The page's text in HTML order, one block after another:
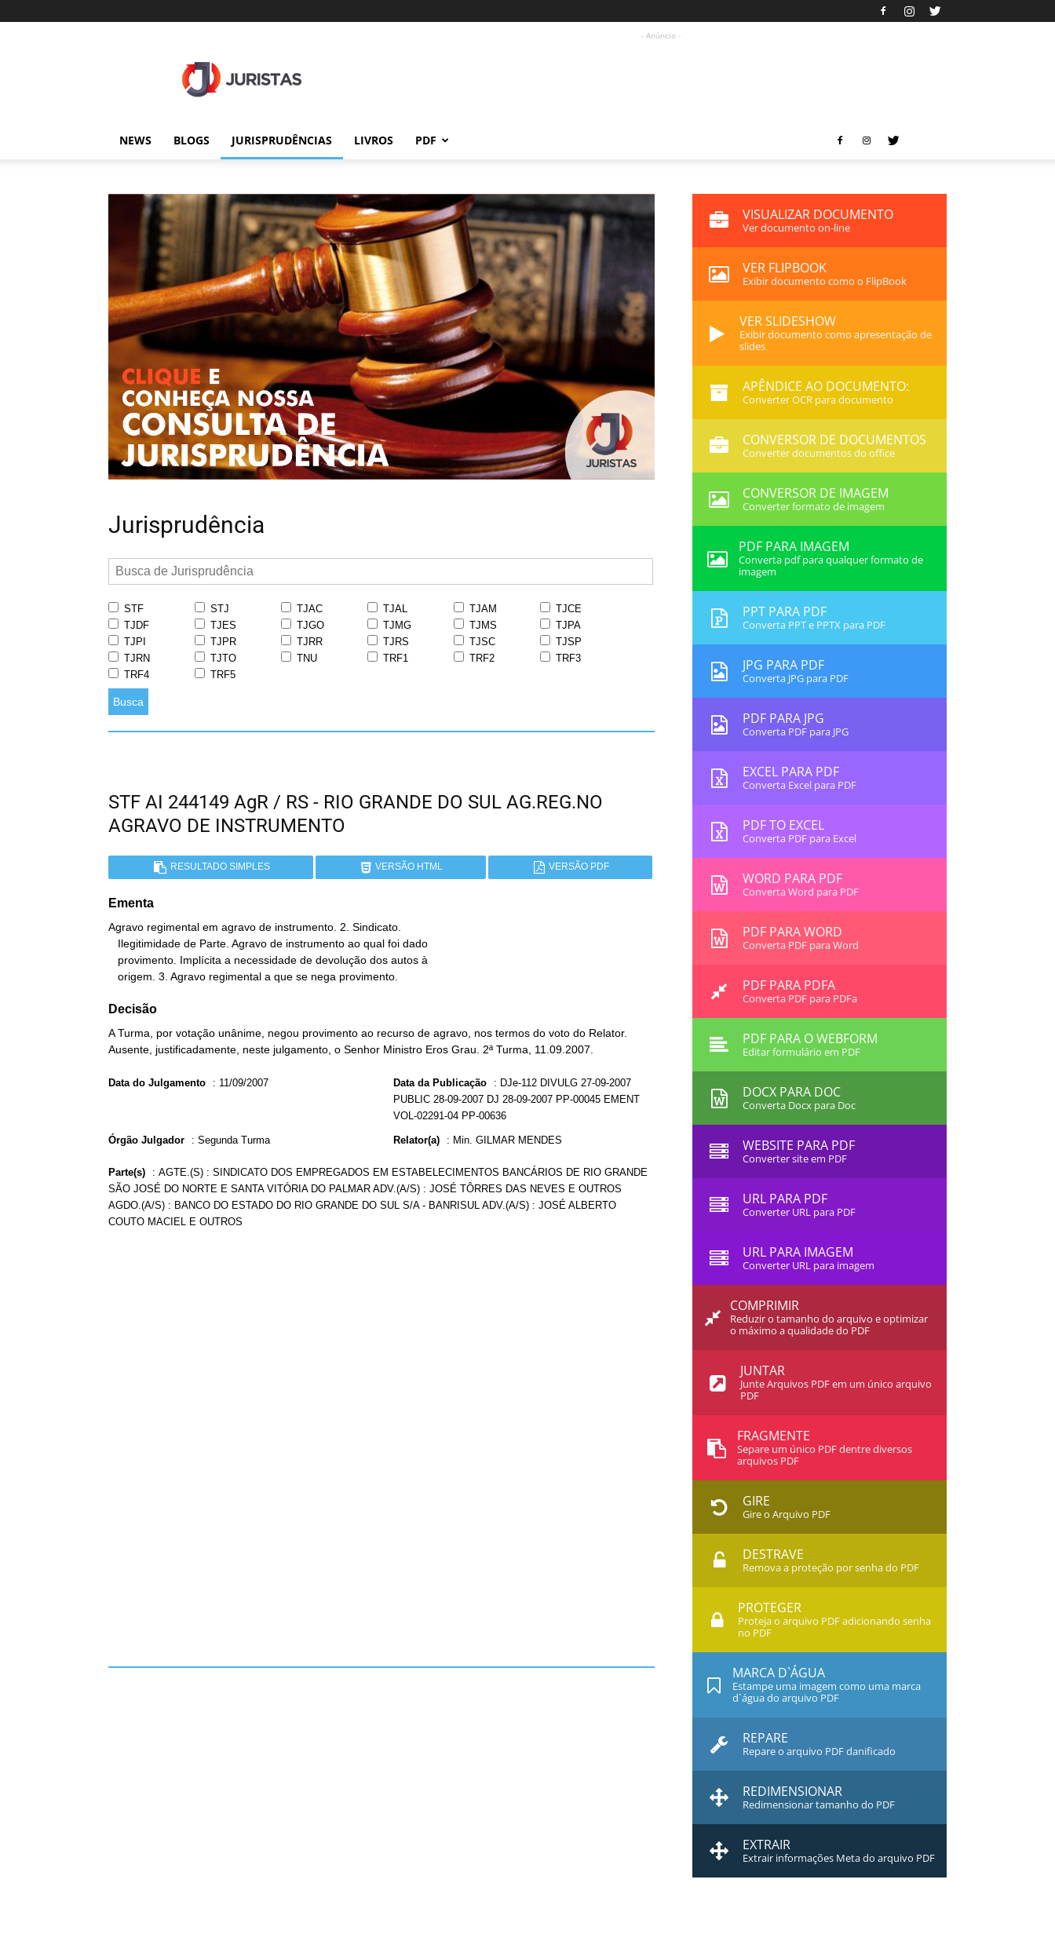
- Anúncio -
NEWS BLOGS JURISPRUDÊNCIAS LIVROS PDF
Jurisprudência
STF STJ TJAC TJAL TJAM
TJCE
TJDF
TJES TJGO TJMG TJMS
TJPA
TJPI
TJPR TJRR TJRS TJSC
TJSP
TJRN
TJTO TNU TRF1 TRF2
TRF3
TRF4
TRF5
Busca
STF AI 244149 AgR / RS - RIO GRANDE DO SUL AG.REG.NO
AGRAVO DE INSTRUMENTO
RESULTADO SIMPLES VERSÃO HTML VERSÃO PDF
Ementa
Agravo regimental em agravo de instrumento. 2. Sindicato.
   origem. 3. Agravo regimental a que se nega provimento.
Decisão
A Turma, por votação unânime, negou provimento ao recurso de agravo, nos termos do voto do Relator.
Ausente, justificadamente, neste julgamento, o Senhor Ministro Eros Grau. 2ª Turma, 11.09.2007.
Data do Julgamento : 11/09/2007 Data da Publicação : DJe-112 DIVULG 27-09-2007
PUBLIC 28-09-2007 DJ 28-09-2007 PP-00045 EMENT
VOL-02291-04 PP-00636
Órgão Julgador : Segunda Turma Relator(a) : Min. GILMAR MENDES
Parte(s) : AGTE.(S) : SINDICATO DOS EMPREGADOS EM ESTABELECIMENTOS BANCÁRIOS DE RIO GRANDE
SÃO JOSÉ DO NORTE E SANTA VITÓRIA DO PALMAR ADV.(A/S) : JOSÉ TÔRRES DAS NEVES E OUTROS
AGDO.(A/S) : BANCO DO ESTADO DO RIO GRANDE DO SUL S/A - BANRISUL ADV.(A/S) : JOSÉ ALBERTO
COUTO MACIEL E OUTROS
VISUALIZAR DOCUMENTO
Ver documento on-line
VER FLIPBOOK
Exibir documento como o FlipBook
VER SLIDESHOW
Exibir documento como apresentação de
slides
APÊNDICE AO DOCUMENTO:
Converter OCR para documento
CONVERSOR DE DOCUMENTOS
Converter documentos do office
CONVERSOR DE IMAGEM
Converter formato de imagem
PDF PARA IMAGEM
Converta pdf para qualquer formato de
imagem
PPT PARA PDF
Converta PPT e PPTX para PDF
JPG PARA PDF
Converta JPG para PDF
PDF PARA JPG
Converta PDF para JPG
EXCEL PARA PDF
Converta Excel para PDF
PDF TO EXCEL
Converta PDF para Excel
WORD PARA PDF
Converta Word para PDF
PDF PARA WORD
Converta PDF para Word
PDF PARA PDFA
Converta PDF para PDFa
PDF PARA O WEBFORM
Editar formulário em PDF
DOCX PARA DOC
Converta Docx para Doc
WEBSITE PARA PDF
Converter site em PDF
URL PARA PDF
Converter URL para PDF
URL PARA IMAGEM
Converter URL para imagem
COMPRIMIR
Reduzir o tamanho do arquivo e optimizar
o máximo a qualidade do PDF
JUNTAR
Junte Arquivos PDF em um único arquivo
PDF
FRAGMENTE
Separe um único PDF dentre diversos
arquivos PDF
GIRE
Gire o Arquivo PDF
DESTRAVE
Remova a proteção por senha do PDF
PROTEGER
Proteja o arquivo PDF adicionando senha
no PDF
MARCA D`ÁGUA
Estampe uma imagem como uma marca
d`água do arquivo PDF
REPARE
Repare o arquivo PDF danificado
REDIMENSIONAR
Redimensionar tamanho do PDF
EXTRAIR
Extrair informações Meta do arquivo PDF